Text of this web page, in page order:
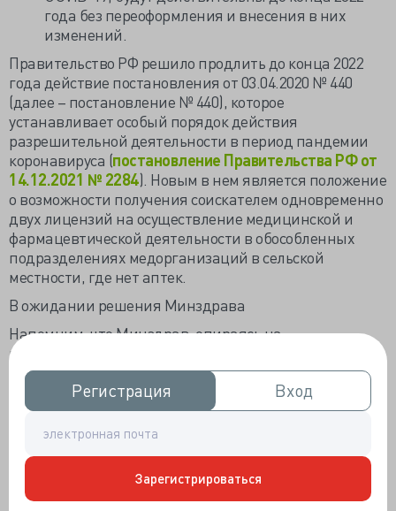
Регистрация
Регистрация Вход
Вход
Зарегистрироваться
года без переоформления и внесения в них
изменений.
Правительство РФ решило продлить до конца 2022
года действие постановления от 03.04.2020 № 440
(далее – постановление № 440), которое
устанавливает особый порядок действия
разрешительной деятельности в период пандемии
коронавируса (постановление Правительства РФ от
14.12.2021 № 2284). Новым в нем является положение
о возможности получения соискателем одновременно
двух лицензий на осуществление медицинской и
фармацевтической деятельности в обособленных
подразделениях медорганизаций в сельской
местности, где нет аптек.
В ожидании решения Минздрава
Напомним, что Минздрав, опираясь на
постановление
№ 440, в 2020–2021 годах уже вводил
мораторий на получение сертификатов специалиста
и свидетельств об аккредитации. Кроме того,
регулятор установил условия допуска к
меддеятельности без документов (сертификата
специалиста), а также продлил сроки их действия на
12 месяцев, если они истекли в 2020–2021 году. При